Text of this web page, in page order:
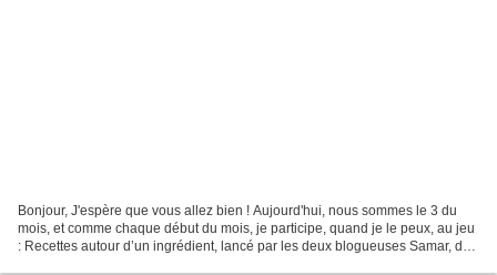
Bonjour, J'espère que vous allez bien ! Aujourd'hui, nous sommes le 3 du
mois, et comme chaque début du mois, je participe, quand je le peux, au jeu
: Recettes autour d’un ingrédient, lancé par les deux blogueuses Samar, du